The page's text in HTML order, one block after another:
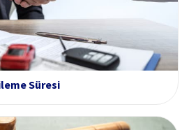
Süresi